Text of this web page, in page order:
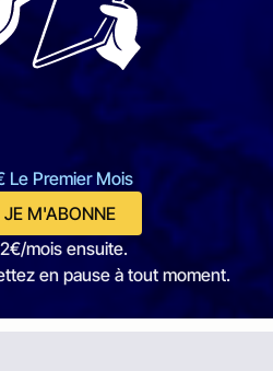
Le Premier Mois
JE M'ABONNE
mois ensuite.
en pause à tout moment.